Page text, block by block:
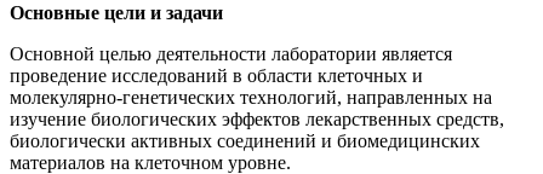
Основные цели и задачи
Основной целью деятельности лаборатории является
проведение исследований в области клеточных и
молекулярно-генетических технологий, направленных на
изучение биологических эффектов лекарственных средств,
биологически активных соединений и биомедицинских
материалов на клеточном уровне.